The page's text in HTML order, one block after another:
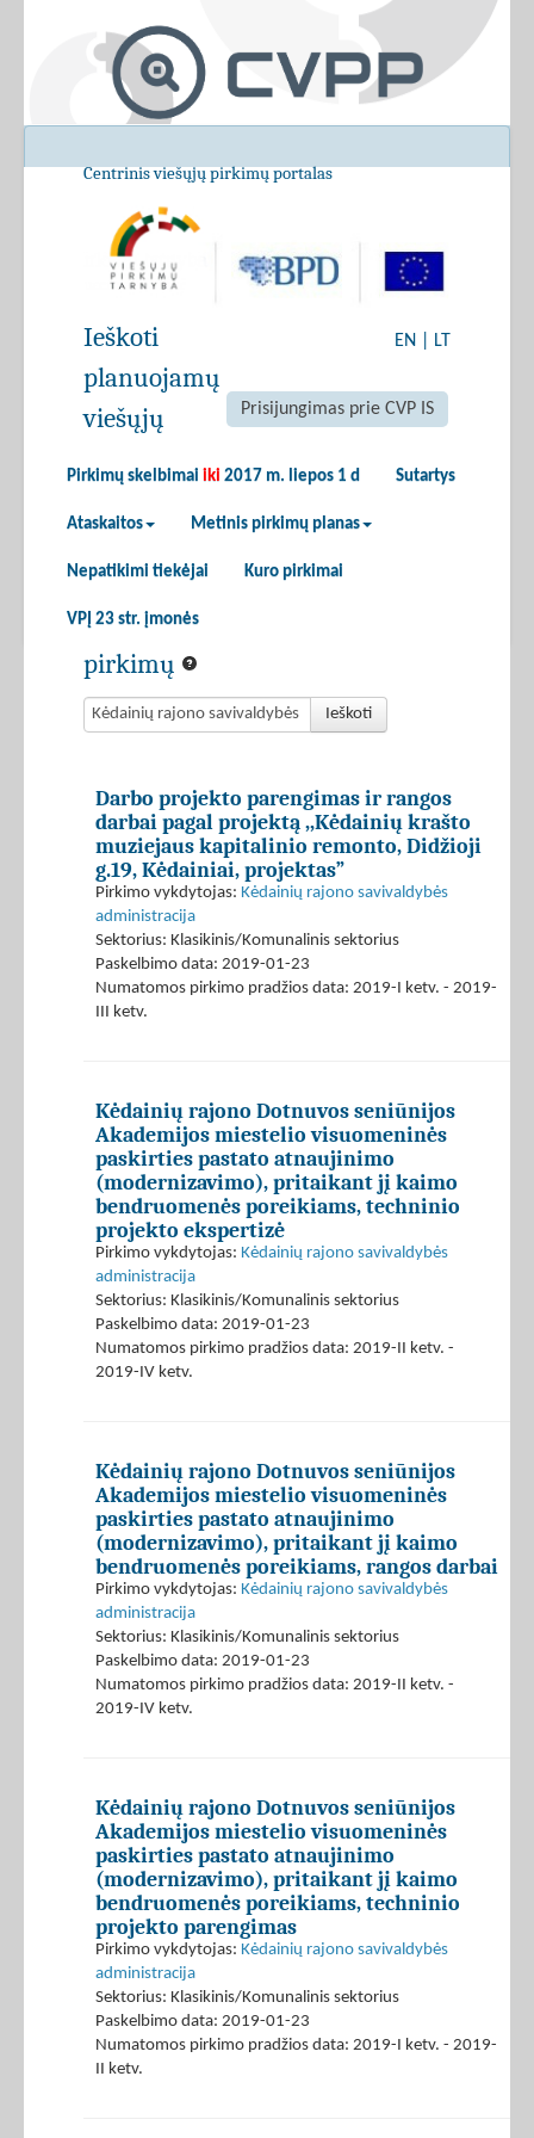
Centrinis viešųjų pirkimų portalas
EN LT
Prisijungimas prie CVP IS
Pirkimų skelbimai iki 2017 m. liepos 1 d Sutartys
Ataskaitos Metinis pirkimų planas
Nepatikimi tiekėjai Kuro pirkimai
VPĮ 23 str. įmonės
Ieškoti
planuojamų
viešųjų
pirkimų
Ieškoti
Darbo projekto parengimas ir rangos
darbai pagal projektą ,,Kėdainių krašto
muziejaus kapitalinio remonto, Didžioji
g.19, Kėdainiai, projektas”
Pirkimo vykdytojas: Kėdainių rajono savivaldybės
administracija
Sektorius: Klasikinis/Komunalinis sektorius
Paskelbimo data: 2019-01-23
Numatomos pirkimo pradžios data: 2019-I ketv. - 2019-
III ketv.
Kėdainių rajono Dotnuvos seniūnijos
Akademijos miestelio visuomeninės
paskirties pastato atnaujinimo
(modernizavimo), pritaikant jį kaimo
bendruomenės poreikiams, techninio
projekto ekspertizė
Pirkimo vykdytojas: Kėdainių rajono savivaldybės
administracija
Sektorius: Klasikinis/Komunalinis sektorius
Paskelbimo data: 2019-01-23
Numatomos pirkimo pradžios data: 2019-II ketv. -
2019-IV ketv.
Kėdainių rajono Dotnuvos seniūnijos
Akademijos miestelio visuomeninės
paskirties pastato atnaujinimo
(modernizavimo), pritaikant jį kaimo
bendruomenės poreikiams, rangos darbai
Pirkimo vykdytojas: Kėdainių rajono savivaldybės
administracija
Sektorius: Klasikinis/Komunalinis sektorius
Paskelbimo data: 2019-01-23
Numatomos pirkimo pradžios data: 2019-II ketv. -
2019-IV ketv.
Kėdainių rajono Dotnuvos seniūnijos
Akademijos miestelio visuomeninės
paskirties pastato atnaujinimo
(modernizavimo), pritaikant jį kaimo
bendruomenės poreikiams, techninio
projekto parengimas
Pirkimo vykdytojas: Kėdainių rajono savivaldybės
administracija
Sektorius: Klasikinis/Komunalinis sektorius
Paskelbimo data: 2019-01-23
Numatomos pirkimo pradžios data: 2019-I ketv. - 2019-
II ketv.